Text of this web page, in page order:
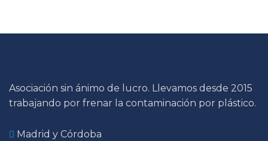
Asociación sin ánimo de lucro. Llevamos desde 2015
trabajando por frenar la contaminación por plástico.
Madrid y Córdoba